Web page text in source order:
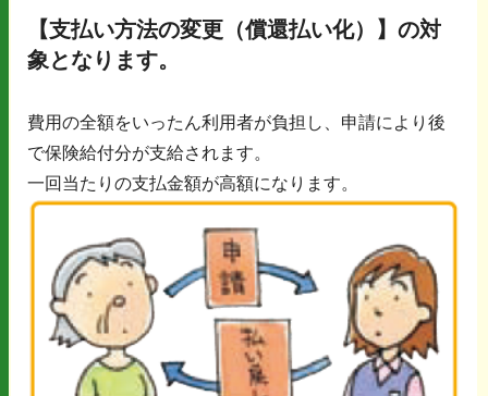
【支払い方法の変更（償還払い化）】の対
象となります。
費用の全額をいったん利用者が負担し、申請により後
で保険給付分が支給されます。
一回当たりの支払金額が高額になります。